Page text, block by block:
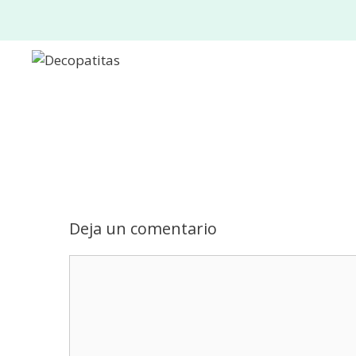
contenido
Deja un comentario